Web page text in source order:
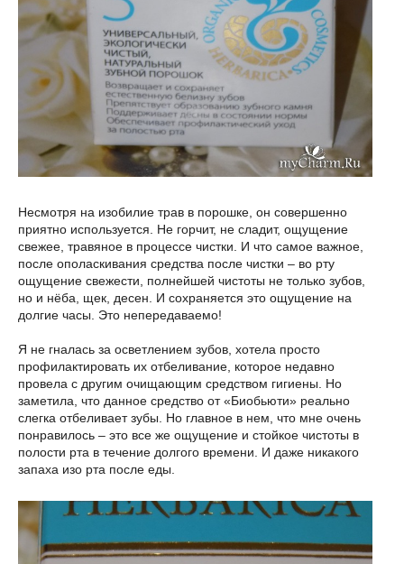
Несмотря на изобилие трав в порошке, он совершенно
приятно используется. Не горчит, не сладит, ощущение
свежее, травяное в процессе чистки. И что самое важное,
после ополаскивания средства после чистки – во рту
ощущение свежести, полнейшей чистоты не только зубов,
но и нёба, щек, десен. И сохраняется это ощущение на
долгие часы. Это непередаваемо!
Я не гналась за осветлением зубов, хотела просто
профилактировать их отбеливание, которое недавно
провела с другим очищающим средством гигиены. Но
заметила, что данное средство от «Биобьюти» реально
слегка отбеливает зубы. Но главное в нем, что мне очень
понравилось – это все же ощущение и стойкое чистоты в
полости рта в течение долгого времени. И даже никакого
запаха изо рта после еды.